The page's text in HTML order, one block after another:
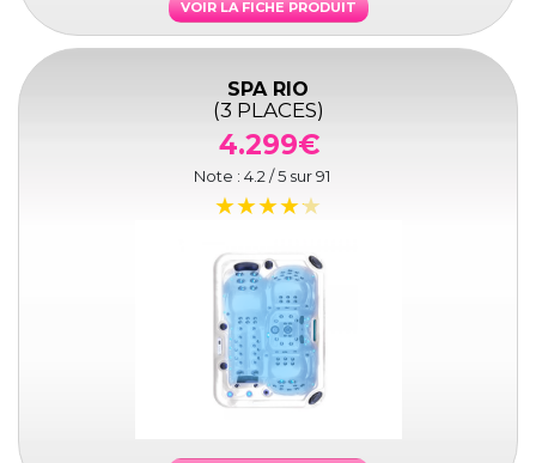
VOIR LA FICHE PRODUIT
SPA RIO
(3 PLACES)
4.299€
Note : 4.2 / 5 sur91